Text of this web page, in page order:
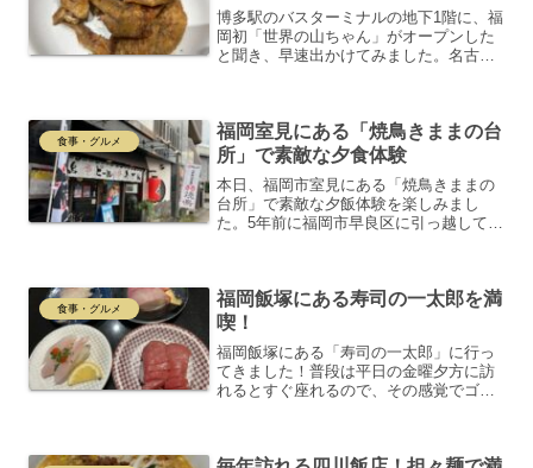
博多駅のバスターミナルの地下1階に、福
岡初「世界の山ちゃん」がオープンした
と聞き、早速出かけてみました。名古屋
に、「世界の山ちゃん」...
食事・グルメ
福岡室見にある「焼鳥きままの台
所」で素敵な夕食体験
本日、福岡市室見にある「焼鳥きままの
台所」で素敵な夕飯体験を楽しみまし
た。5年前に福岡市早良区に引っ越して以
店である西新の「かぶき」...
食事・グルメ
福岡飯塚にある寿司の一太郎を満
喫！
福岡飯塚にある「寿司の一太郎」に行っ
てきました！普段は平日の金曜夕方に訪
れるとすぐ座れるので、その感覚でゴー